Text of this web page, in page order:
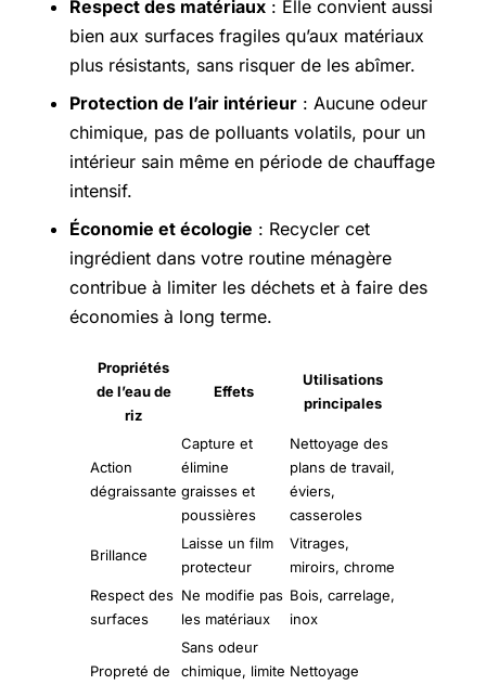
Respect des matériaux : Elle convient aussi
bien aux surfaces fragiles qu’aux matériaux
plus résistants, sans risquer de les abîmer.
Protection de l’air intérieur : Aucune odeur
chimique, pas de polluants volatils, pour un
intérieur sain même en période de chauffage
intensif.
Économie et écologie : Recycler cet
ingrédient dans votre routine ménagère
contribue à limiter les déchets et à faire des
économies à long terme.
Propriétés
de l’eau de
riz
Effets
Utilisations
principales
Action
dégraissante
Capture et
élimine
graisses et
poussières
Nettoyage des
plans de travail,
éviers,
casseroles
Brillance
Laisse un film
protecteur
Vitrages,
miroirs, chrome
Respect des
surfaces
Ne modifie pas
les matériaux
Bois, carrelage,
inox
Propreté de
Sans odeur
chimique, limite Nettoyage